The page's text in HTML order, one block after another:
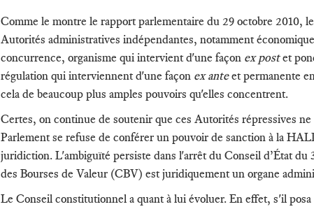
Comme le montre le rapport parlementaire du 29 octobre 2010,
Autorités administratives indépendantes, notamment
concurrence, organisme qui intervient d'une façon ex postet
régulation qui interviennent d'une façon ex anteet permanente
cela de beaucoup plus amples pouvoirs qu'elles concentrent.
Certes, on continue de soutenir que ces Autorités répressives
Parlement se refuse de conférer un pouvoir de sanction à la
juridiction. L'ambiguïté persiste dans l'arrêt du Conseil d’État du
des Bourses de Valeur (CBV) est juridiquement un organe
Le Conseil constitutionnel a quant à lui évoluer. En effet, s'il